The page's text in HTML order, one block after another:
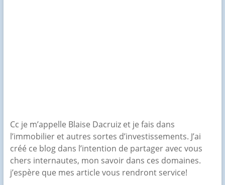
Cc je m’appelle Blaise Dacruiz et je fais dans
l’immobilier et autres sortes d’investissements. J’ai
créé ce blog dans l’intention de partager avec vous
chers internautes, mon savoir dans ces domaines.
j’espère que mes article vous rendront service!